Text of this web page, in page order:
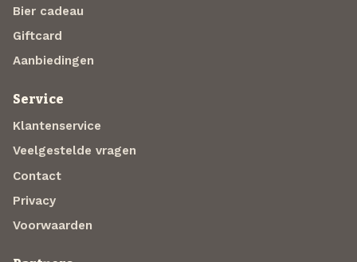
Bier cadeau
Giftcard
Aanbiedingen
Service
Klantenservice
Veelgestelde vragen
Contact
Privacy
Voorwaarden